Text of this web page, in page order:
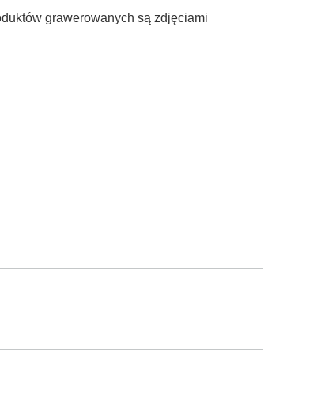
grawerowanych są zdjęciami